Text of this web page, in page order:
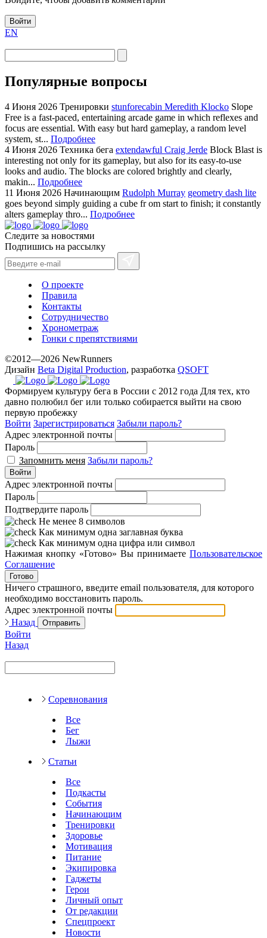
Войти
EN
Популярные вопросы
4 Июня 2026 Тренировки stunforecabin Meredith Klocko Slope
Free is a fast-paced, entertaining arcade game in which reflexes and
focus are essential. With easy but hard gameplay, a random level
system, st... Подробнее
4 Июня 2026 Техника бега extendawful Craig Jerde Block Blast is
interesting not only for its gameplay, but also for its easy-to-use
looks and audio. The blocks are colored brightly and clearly,
makin... Подробнее
11 Июня 2026 Начинающим Rudolph Murray geometry dash lite
goes beyond simply guiding a cube fr om start to finish; it constantly
alters gameplay thro... Подробнее
Следите за новостями
Подпишись на рассылку
О проекте
Правила
Контакты
Сотрудничество
Хронометраж
Гонки с препятствиями
©2012—2026 NewRunners
Дизайн Beta Digital Production, разработка QSOFT
Формируем культуру бега в России с 2012 года Для тех, кто
давно полюбил бег или только собирается выйти на свою
первую пробежку
Войти Зарегистрироваться Забыли пароль?
Адрес электронной почты
Пароль
Запомнить меня Забыли пароль?
Войти
Адрес электронной почты
Пароль
Подтвердите пароль
Не менее 8 символов
Как минимум одна заглавная буква
Как минимум одна цифра или символ
Нажимая кнопку «Готово» Вы принимаете Пользовательское
Соглашение
Готово
Ничего страшного, введите email пользователя, для которого
необходимо восстановить пароль.
Адрес электронной почты
Назад
Отправить
Войти
Назад
Соревнования
Все
Бег
Лыжи
Статьи
Все
Подкасты
События
Начинающим
Тренировки
Здоровье
Мотивация
Питание
Экипировка
Гаджеты
Герои
Личный опыт
От редакции
Спецпроект
Новости